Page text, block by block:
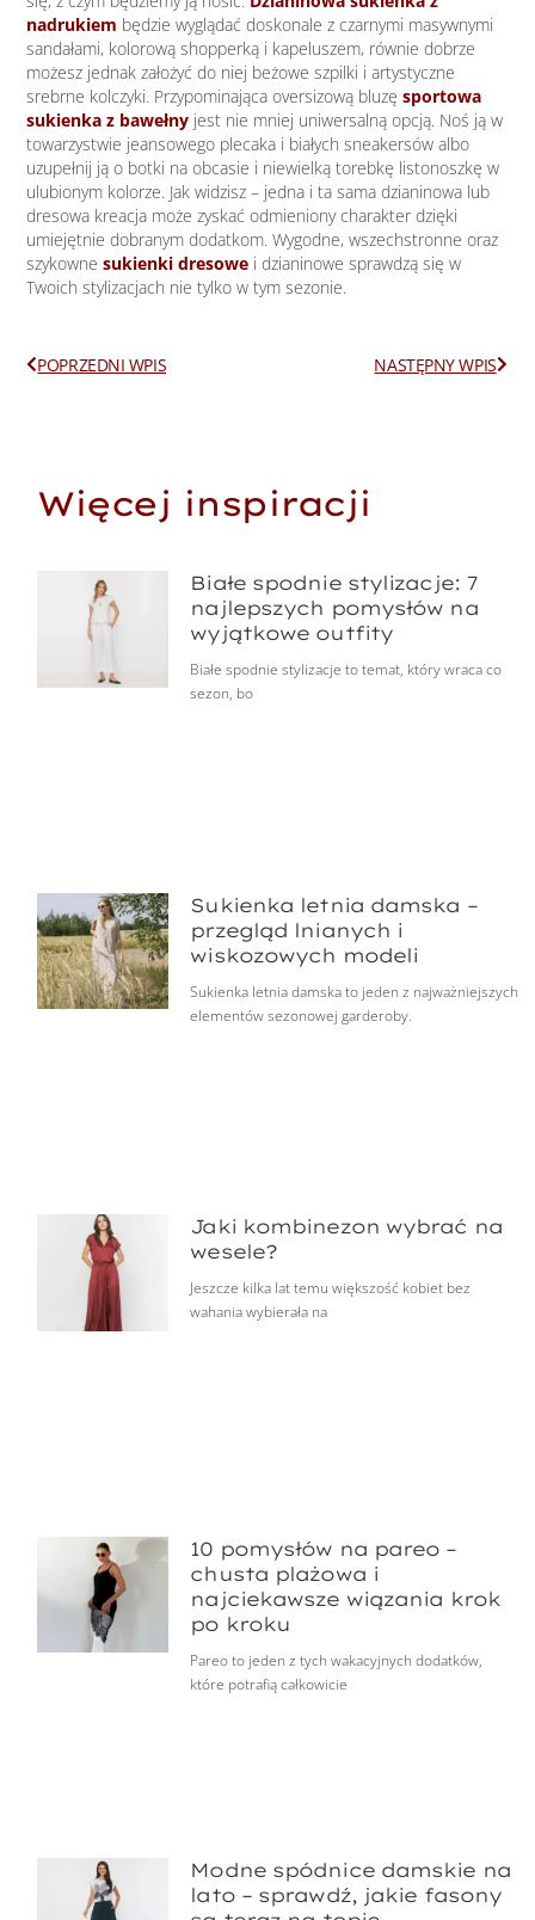
nadrukiem będzie wyglądać doskonale z czarnymi masywnymi
sandałami, kolorową shopperką i kapeluszem, równie dobrze
możesz jednak założyć do niej beżowe szpilki i artystyczne
srebrne kolczyki. Przypominająca oversizową bluzęsportowa
sukienka z bawełny jest nie mniej uniwersalną opcją. Noś ją w
towarzystwie jeansowego plecaka i białych sneakersów albo
uzupełnij ją o botki na obcasie i niewielką torebkę listonoszkę w
ulubionym kolorze. Jak widzisz – jedna i ta sama dzianinowa lub
dresowa kreacja może zyskać odmieniony charakter dzięki
umiejętnie dobranym dodatkom. Wygodne, wszechstronne oraz
szykownesukienki dresowe i dzianinowe sprawdzą się w
Twoich stylizacjach nie tylko w tym sezonie.
Prev
POPRZEDNI WPIS NASTĘPNY WPISNext
Więcej inspiracji
Białe spodnie stylizacje: 7
najlepszych pomysłów na
wyjątkowe outfity
Białe spodnie stylizacje to temat, który wraca co
sezon, bo
Sukienka letnia damska –
przegląd lnianych i
wiskozowych modeli
Sukienka letnia damska to jeden z najważniejszych
elementów sezonowej garderoby.
Jaki kombinezon wybrać na
wesele?
Jeszcze kilka lat temu większość kobiet bez
wahania wybierała na
10 pomysłów na pareo –
chusta plażowa i
najciekawsze wiązania krok
po kroku
Pareo to jeden z tych wakacyjnych dodatków,
które potrafią całkowicie
Modne spódnice damskie na
lato – sprawdź, jakie fasony